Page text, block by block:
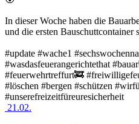
In dieser Woche haben die
und die ersten Bauschuttcontainer
#update #wache1
#wasdasfeuerangerichtethat
#feuerwehrtreffurt🚒
#löschen #bergen #schützen
#unserefreizeitfüreuresicherheit
21.02.